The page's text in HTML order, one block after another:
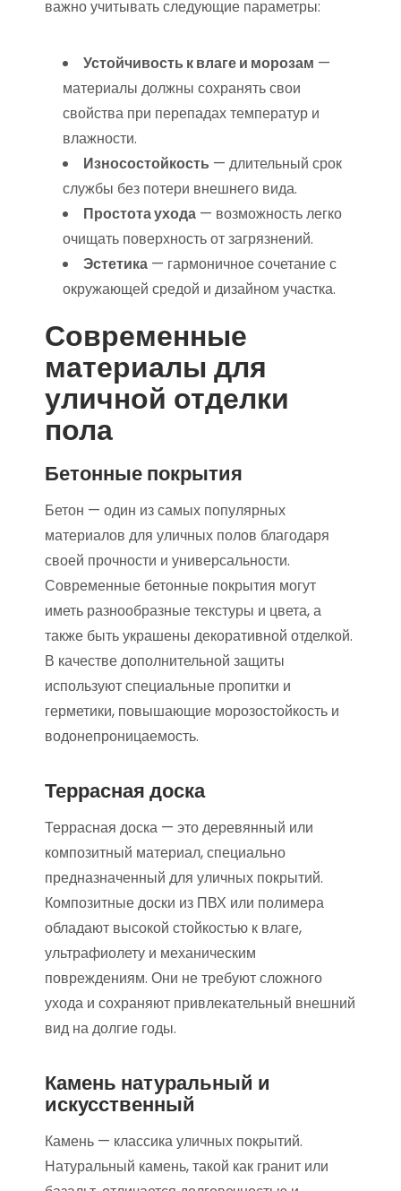
важно учитывать следующие параметры:
Устойчивость к влаге и морозам —
материалы должны сохранять свои
свойства при перепадах температур и
влажности.
Износостойкость — длительный срок
службы без потери внешнего вида.
Простота ухода — возможность легко
очищать поверхность от загрязнений.
Эстетика — гармоничное сочетание с
окружающей средой и дизайном участка.
Современные
материалы для
уличной отделки
пола
Бетонные покрытия
Бетон — один из самых популярных
материалов для уличных полов благодаря
своей прочности и универсальности.
Современные бетонные покрытия могут
иметь разнообразные текстуры и цвета, а
также быть украшены декоративной отделкой.
В качестве дополнительной защиты
используют специальные пропитки и
герметики, повышающие морозостойкость и
водонепроницаемость.
Террасная доска
Террасная доска — это деревянный или
композитный материал, специально
предназначенный для уличных покрытий.
Композитные доски из ПВХ или полимера
обладают высокой стойкостью к влаге,
ультрафиолету и механическим
повреждениям. Они не требуют сложного
ухода и сохраняют привлекательный внешний
вид на долгие годы.
Камень натуральный и
искусственный
Камень — классика уличных покрытий.
Натуральный камень, такой как гранит или